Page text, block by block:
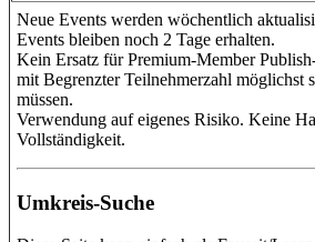
Neue Events werden wöchentlich
Events bleiben noch 2 Tage erhalten.
Kein Ersatz für Premium-Member
mit Begrenzter Teilnehmerzahl möglichst
müssen.
Verwendung auf eigenes Risiko. Keine
Vollständigkeit.
Umkreis-Suche